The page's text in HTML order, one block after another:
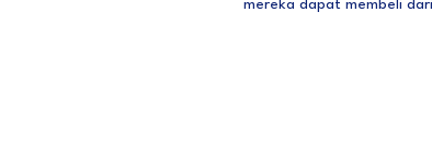
mereka dapat membeli